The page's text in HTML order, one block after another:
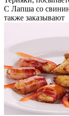
С Лапша со
также заказывают